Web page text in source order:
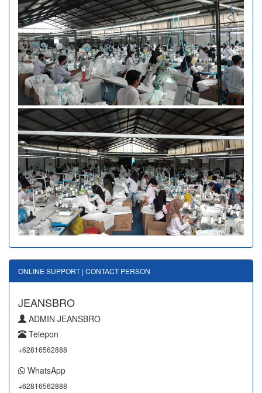
ONLINE SUPPORT | CONTACT PERSON
JEANSBRO
ADMIN JEANSBRO
Telepon
+62816562888
WhatsApp
+62816562888